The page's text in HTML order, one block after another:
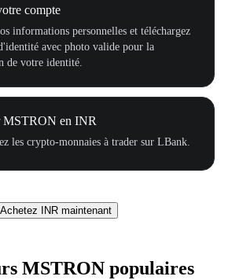
compte
informations personnelles et téléchargez
avec photo valide pour la
de votre identité.
MSTRON en INR
les crypto-monnaies à trader sur LBank.
Achetez INR maintenant
MSTRON populaires